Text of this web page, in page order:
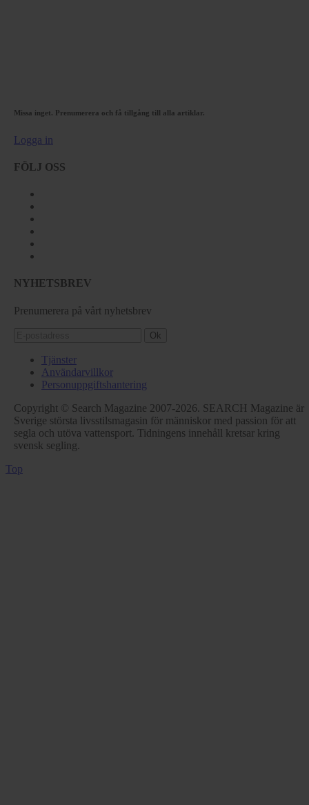
Missa inget. Prenumerera och få tillgång till alla artiklar.
Logga in
FÖLJ OSS
NYHETSBREV
Prenumerera på vårt nyhetsbrev
Ok
Tjänster
Användarvillkor
Personuppgiftshantering
Copyright © Search Magazine 2007-2026. SEARCH Magazine är
Sverige största livsstilsmagasin för människor med passion för att
segla och utöva vattensport. Tidningens innehåll kretsar kring
svensk segling.
Top